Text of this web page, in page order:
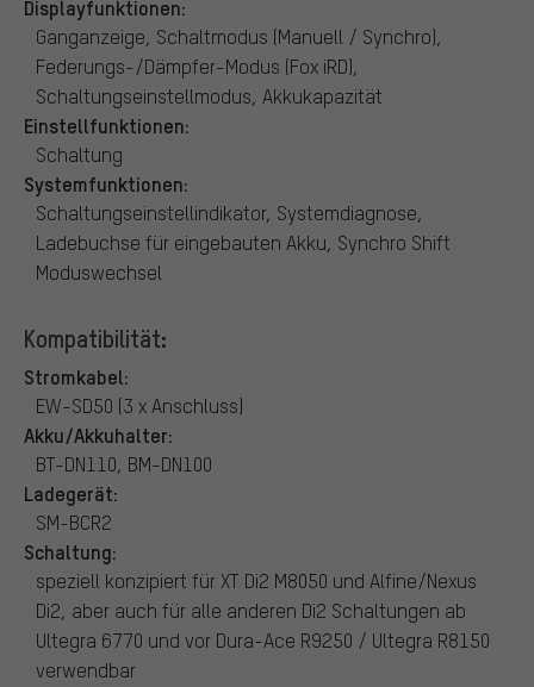
Displayfunktionen:
Ganganzeige, Schaltmodus (Manuell / Synchro),
Federungs-/Dämpfer-Modus (Fox iRD),
Schaltungseinstellmodus, Akkukapazität
Einstellfunktionen:
Schaltung
Systemfunktionen:
Schaltungseinstellindikator, Systemdiagnose,
Ladebuchse für eingebauten Akku, Synchro Shift
Moduswechsel
Kompatibilität:
Stromkabel:
EW-SD50 (3 x Anschluss)
Akku/Akkuhalter:
BT-DN110, BM-DN100
Ladegerät:
SM-BCR2
Schaltung:
speziell konzipiert für XT Di2 M8050 und Alfine/Nexus
Di2, aber auch für alle anderen Di2 Schaltungen ab
Ultegra 6770 und vor Dura-Ace R9250 / Ultegra R8150
verwendbar